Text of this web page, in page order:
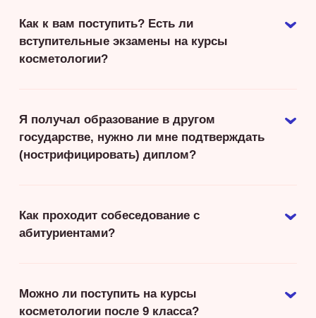
Как к вам поступить? Есть ли
вступительные экзамены на курсы
косметологии?
Я получал образование в другом
государстве, нужно ли мне подтверждать
(нострифицировать) диплом?
Как проходит собеседование с
абитуриентами?
Можно ли поступить на курсы
косметологии после 9 класса?